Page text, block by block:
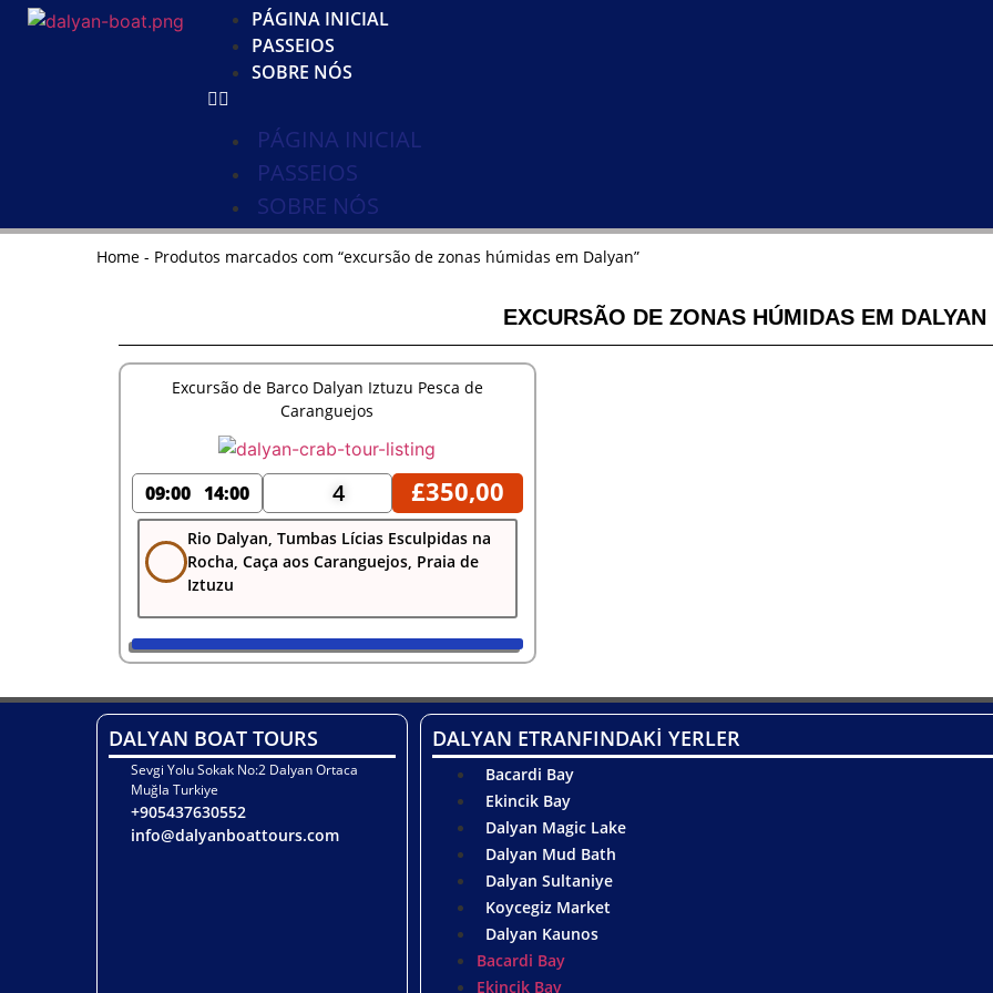
PÁGINA INICIAL
PASSEIOS
SOBRE NÓS
PÁGINA INICIAL
PASSEIOS
SOBRE NÓS
Home - Produtos marcados com “excursão de zonas húmidas em Dalyan”
EXCURSÃO DE ZONAS HÚMIDAS EM DALYAN
Excursão de Barco Dalyan Iztuzu Pesca de
Caranguejos
09:00 14:00 4 £350,00
Rio Dalyan, Tumbas Lícias Esculpidas na
Rocha, Caça aos Caranguejos, Praia de
Iztuzu
DALYAN BOAT TOURS
Sevgi Yolu Sokak No:2 Dalyan Ortaca
Muğla Turkiye
+905437630552
info@dalyanboattours.com
DALYAN ETRANFINDAKİ YERLER
Bacardi Bay
Ekincik Bay
Dalyan Magic Lake
Dalyan Mud Bath
Dalyan Sultaniye
Koycegiz Market
Dalyan Kaunos
Bacardi Bay
Ekincik Bay